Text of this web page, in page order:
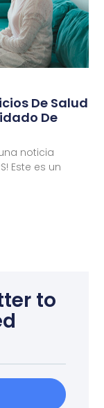
De Salud
De
noticia
Este es un
to